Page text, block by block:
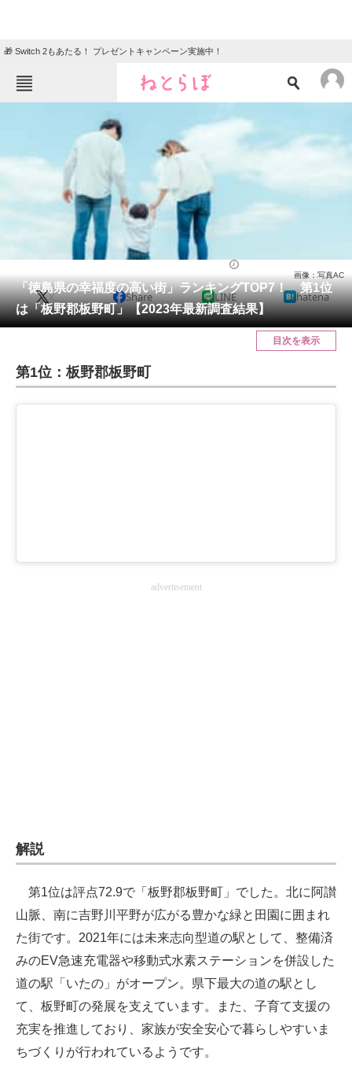
🎁 Switch 2もあたる！ プレゼントキャンペーン実施中！
ニュース
エンタメ クイズ
地域
教育・育児
リサーチ
会員記事
メディア
ITの今と未来を見通す
電子設計の基本と応用
建設×テクノロジーの最前線
「徳島県の幸福度の高い街」ランキングTOP7！ 第1位
は「板野郡板野町」【2023年最新調査結果】
画像：写真AC
X Share LINE hatena
目次を表示
第1位：板野郡板野町
advertisement
解説
第1位は評点72.9で「板野郡板野町」でした。北に阿讃
山脈、南に吉野川平野が広がる豊かな緑と田園に囲まれ
た街です。2021年には未来志向型道の駅として、整備済
みのEV急速充電器や移動式水素ステーションを併設した
道の駅「いたの」がオープン。県下最大の道の駅とし
て、板野町の発展を支えています。また、子育て支援の
充実を推進しており、家族が安全安心で暮らしやすいま
ちづくりが行われているようです。